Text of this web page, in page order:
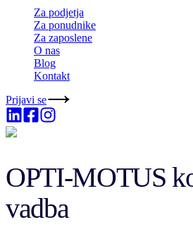
Za podjetja
Za ponudnike
Za zaposlene
O nas
Blog
Kontakt
Prijavi se
OPTI-MOTUS
vadba